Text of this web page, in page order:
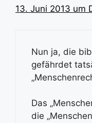
13. Juni 2013 um
Nun ja, die
gefährdet
Das
die